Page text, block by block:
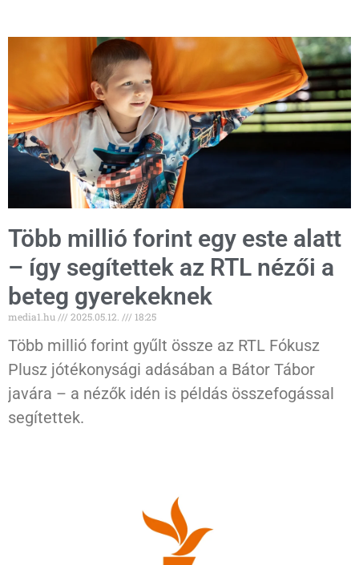
Több millió forint egy este alatt
– így segítettek az RTL nézői a
beteg gyerekeknek
media1.hu 2025.05.12. 18:25
Több millió forint gyűlt össze az RTL Fókusz
Plusz jótékonysági adásában a Bátor Tábor
javára – a nézők idén is példás összefogással
segítettek.